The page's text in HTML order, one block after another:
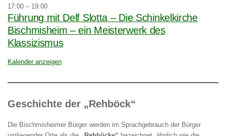
17:00 – 19:00
Führung mit Delf Slotta – Die Schinkelkirche
Bischmisheim – ein Meisterwerk des
Klassizismus
Kalender anzeigen
Geschichte der „Rehböck“
Die Bischmisheimer Bürger werden im Sprachgebrauch der Bürger